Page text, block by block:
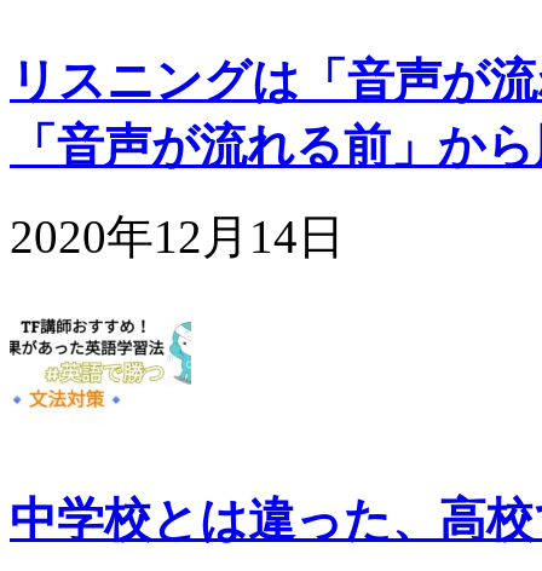
リスニングは「音声が
「音声が流れる前」か
2020年12月14日
中学校とは違った、高